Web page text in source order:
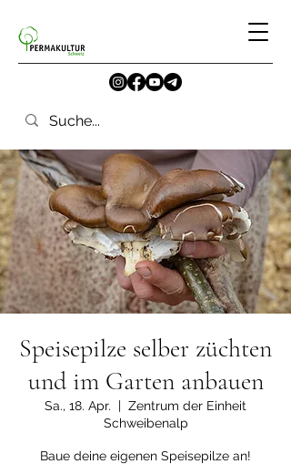
Speisepilze selber züchten
und im Garten anbauen
Sa., 18. Apr.
  |
Zentrum der Einheit
Schweibenalp
Baue deine eigenen Speisepilze an!